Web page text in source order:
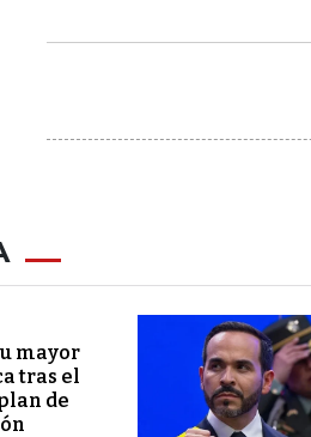
mayor
tras el
de